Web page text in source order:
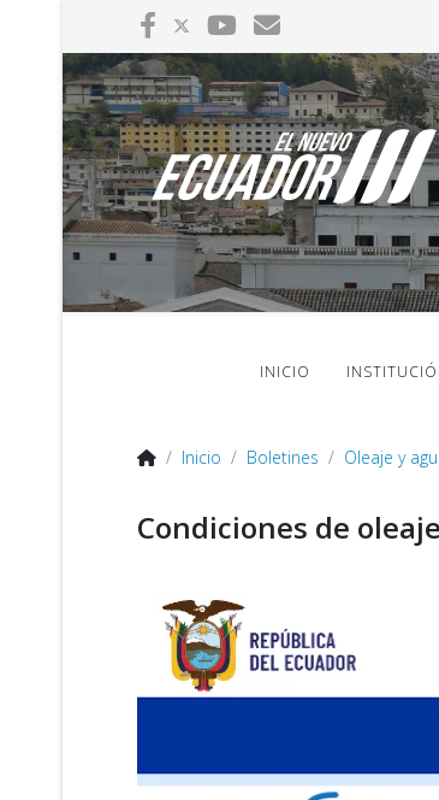
INICIO
Inicio Boletines Oleaje y
Condiciones de